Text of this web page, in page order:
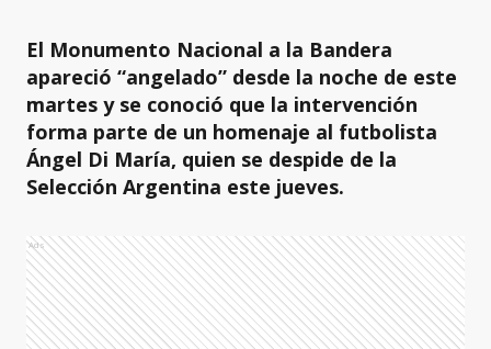
El Monumento Nacional a la Bandera
apareció “angelado” desde la noche de este
martes y se conoció que la intervención
forma parte de un homenaje al futbolista
Ángel Di María, quien se despide de la
Selección Argentina este jueves.
Ads